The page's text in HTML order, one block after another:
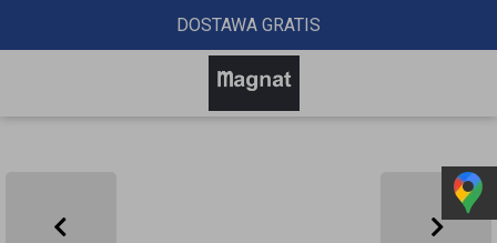
DOSTAWA GRATIS